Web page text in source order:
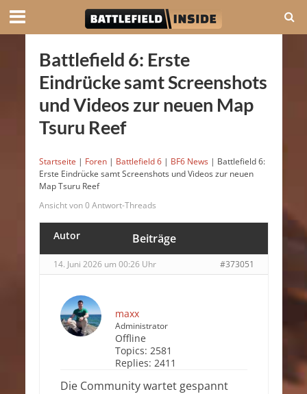
Battlefield 6: Erste
Eindrücke samt Screenshots
und Videos zur neuen Map
Tsuru Reef
Startseite | Foren | Battlefield 6 | BF6 News | Battlefield 6:
Erste Eindrücke samt Screenshots und Videos zur neuen
Map Tsuru Reef
Ansicht von 0 Antwort-Threads
Autor Beiträge
14. Juni 2026 um 00:26 Uhr #373051
maxx
Administrator
Offline
Topics: 2581
Replies: 2411
Die Community wartet gespannt